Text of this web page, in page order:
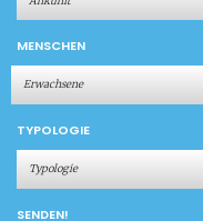
MENSCHEN
Erwachsene
TYPOLOGIE
Typologie
SENDEN!